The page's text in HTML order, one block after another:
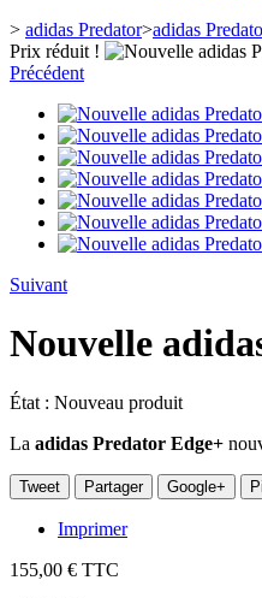
> adidas Predator>adidas
Prix réduit !
Précédent
Suivant
Nouvelle
État : Nouveau produit
La adidas Predator Edge+
Tweet Partager Google+
Imprimer
155,00 € TTC